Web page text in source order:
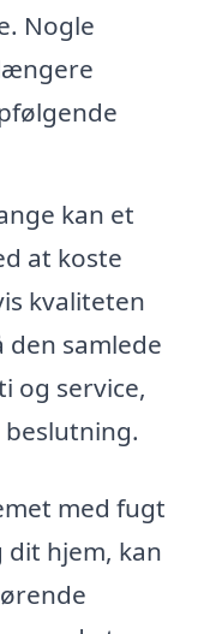
Nogle
kan et
at koste
kvaliteten
den samlede
og service,
med fugt
hjem, kan